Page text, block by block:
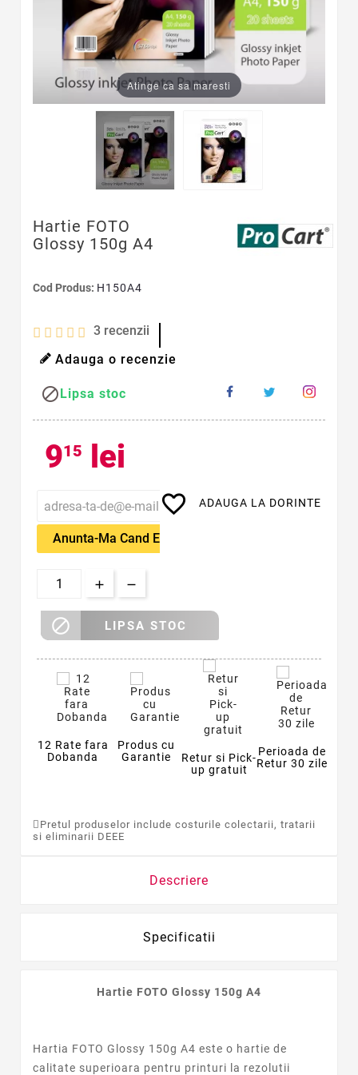
Atinge ca sa maresti
Hartie FOTO
Glossy 150g A4
Cod Produs: H150A4
3 recenzii
Adauga o recenzie
Lipsa stoc
915 lei
Anunta-Ma Cand Este Disponibil
favorite_border ADAUGA LA DORINTE
 LIPSA STOC
12 Rate fara
Dobanda
Produs cu
Garantie
Retur si Pick-
up gratuit
Perioada de
Retur 30 zile
Pretul produselor include costurile colectarii, tratarii
si eliminarii DEEE
Descriere
Specificatii
Hartie FOTO Glossy 150g A4
Hartia FOTO Glossy 150g A4 este o hartie de
calitate superioara pentru printuri la rezolutii